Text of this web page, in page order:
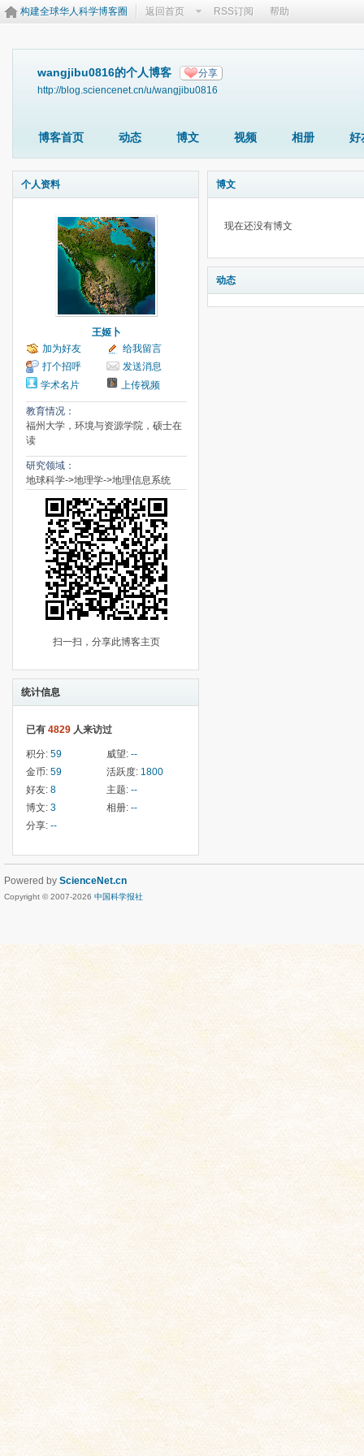
构建全球华人科学博客圈 返回首页 RSS订阅 帮助
wangjibu0816的个人博客 分享
http://blog.sciencenet.cn/u/wangjibu0816
博客首页 动态 博文 视频 相册 好
个人资料
王姬卜
加为好友
给我留言
打个招呼
发送消息
学术名片
上传视频
教育情况：
福州大学，环境与资源学院，硕士在
读
研究领域：
地球科学->地理学->地理信息系统
扫一扫，分享此博客主页
统计信息
已有 4829 人来访过
积分: 59 威望: --
金币: 59 活跃度: 1800
好友: 8 主题: --
博文: 3 相册: --
分享: --
博文
现在还没有博文
动态
Powered by ScienceNet.cn
Copyright © 2007-2026 中国科学报社